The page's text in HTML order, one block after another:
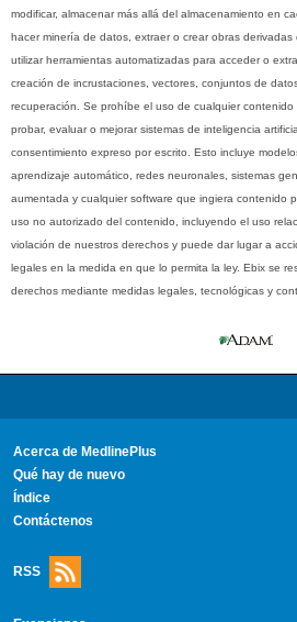
modificar, almacenar más allá del almacenamiento en
hacer minería de datos, extraer o crear obras
utilizar herramientas automatizadas para acceder o
creación de incrustaciones, vectores, conjuntos de
recuperación. Se prohíbe el uso de cualquier contenido
probar, evaluar o mejorar sistemas de inteligencia
consentimiento expreso por escrito. Esto incluye
aprendizaje automático, redes neuronales, sistemas
aumentada y cualquier software que ingiera contenido
uso no autorizado del contenido, incluyendo el uso
violación de nuestros derechos y puede dar lugar a
legales en la medida en que lo permita la ley. Ebix se
derechos mediante medidas legales, tecnológicas y
Acerca de MedlinePlus
Qué hay de nuevo
Índice
Contáctenos
RSS